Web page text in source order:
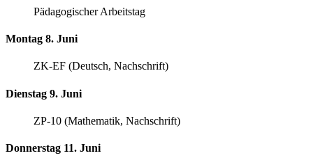
Pädagogischer Arbeitstag
Montag 8. Juni
ZK-EF (Deutsch, Nachschrift)
Dienstag 9. Juni
ZP-10 (Mathematik, Nachschrift)
Donnerstag 11. Juni